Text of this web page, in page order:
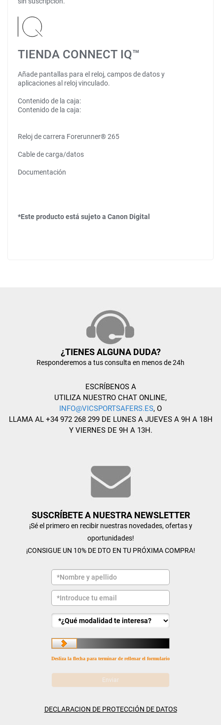
TIENDA CONNECT IQ™
Añade pantallas para el reloj, campos de datos y
aplicaciones al reloj vinculado.
Contenido de la caja:
Contenido de la caja:
Reloj de carrera Forerunner® 265
Cable de carga/datos
Documentación
*Este producto está sujeto a Canon Digital
¿TIENES ALGUNA DUDA?
Responderemos a tus consulta en menos de 24h
ESCRÍBENOS A
UTILIZA NUESTRO CHAT ONLINE,
INFO@VICSPORTSAFERS.ES, O
LLAMA AL +34 972 268 299 DE LUNES A JUEVES A 9H A 18H
Y VIERNES DE 9H A 13H.
SUSCRÍBETE A NUESTRA NEWSLETTER
¡Sé el primero en recibir nuestras novedades, ofertas y
oportunidades!
¡CONSIGUE UN 10% DE DTO EN TU PRÓXIMA COMPRA!
Desliza la flecha para terminar de rellenar el formulario
DECLARACION DE PROTECCIÓN DE DATOS